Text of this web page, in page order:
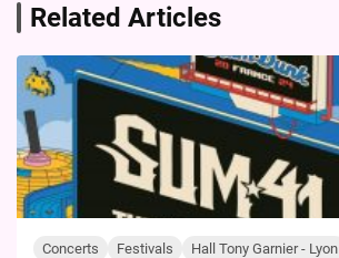
Related Articles
Concerts Festivals Hall Tony Garnier - Lyon